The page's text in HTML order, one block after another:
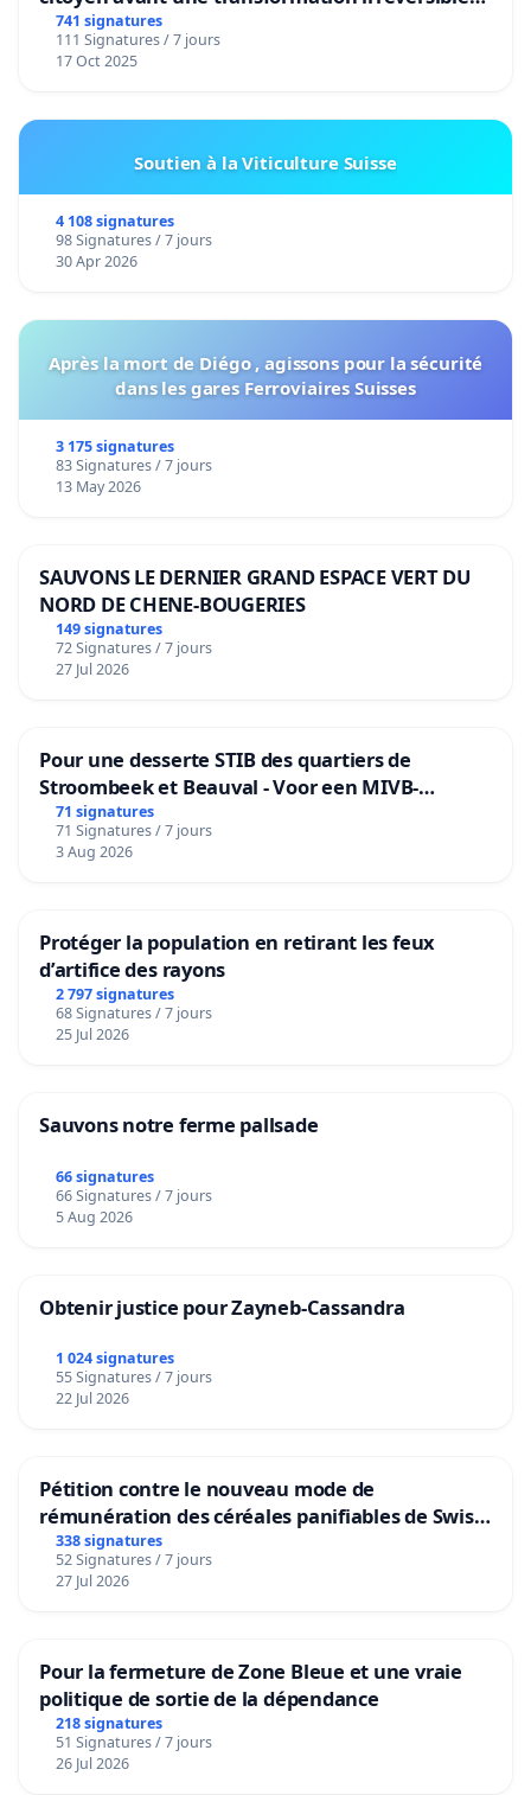
de notre territoire »
741 signatures
111 Signatures / 7 jours
17 Oct 2025
Soutien à la Viticulture Suisse
4 108 signatures
98 Signatures / 7 jours
30 Apr 2026
Après la mort de Diégo , agissons pour la sécurité
dans les gares Ferroviaires Suisses
3 175 signatures
83 Signatures / 7 jours
13 May 2026
SAUVONS LE DERNIER GRAND ESPACE VERT DU
NORD DE CHENE-BOUGERIES
149 signatures
72 Signatures / 7 jours
27 Jul 2026
Pour une desserte STIB des quartiers de
Stroombeek et Beauval - Voor een MIVB-
bediening van de wijken Strombeek en Het
Voor
71 signatures
71 Signatures / 7 jours
3 Aug 2026
Protéger la population en retirant les feux
d’artifice des rayons
2 797 signatures
68 Signatures / 7 jours
25 Jul 2026
Sauvons notre ferme pallsade
66 signatures
66 Signatures / 7 jours
5 Aug 2026
Obtenir justice pour Zayneb-Cassandra
1 024 signatures
55 Signatures / 7 jours
22 Jul 2026
Pétition contre le nouveau mode de
rémunération des céréales panifiables de Swiss
granum basé sur la teneur en protéines
338 signatures
52 Signatures / 7 jours
27 Jul 2026
Pour la fermeture de Zone Bleue et une vraie
politique de sortie de la dépendance
218 signatures
51 Signatures / 7 jours
26 Jul 2026